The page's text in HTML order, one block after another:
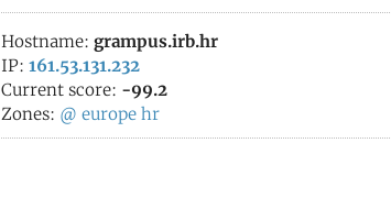
Hostname: grampus.irb.hr
IP: 161.53.131.232
Current score: -99.2
Zones: @ europe hr